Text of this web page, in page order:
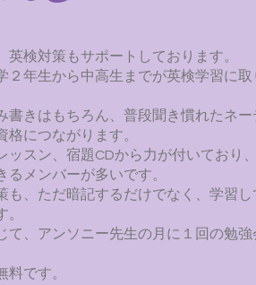
検対策もサポートしております。
２年生から中高生までが英検学習に取
書きはもちろん、普段聞き慣れたネ
につながります。
ッスン、宿題CDから力が付いており
メンバーが多いです。
も、ただ暗記するだけでなく、学習
。
て、アンソニー先生の月に１回の勉
料です。